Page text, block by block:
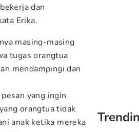
dan
Erika.
masing-masing
tugas orangtua
mendampingi dan
yang ingin
orangtua tidak
anak ketika mereka